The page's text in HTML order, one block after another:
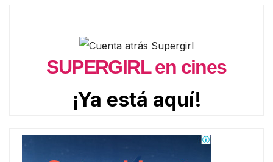
SUPERGIRL en cines
¡Ya está aquí!